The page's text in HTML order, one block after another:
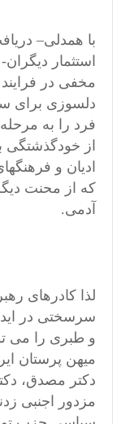
با همدلی–
استثمار
مخفی در
دلسوزی برای
از خودگذشتگی
ادیان و
که از محنت
آدمی.
لذا کادرهای
سرسختی در
و طبری را می
میهن پرستان
دکتر مصدق،
مزدور اجنبی